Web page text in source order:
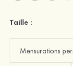
Taille :
Mensurations